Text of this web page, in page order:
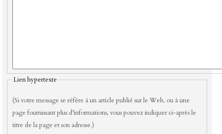
Lien hypertexte
(Si votre message se réfère à un article publié sur le Web, ou à une
page fournissant plus d’informations, vous pouvez indiquer ci-après le
titre de la page et son adresse.)